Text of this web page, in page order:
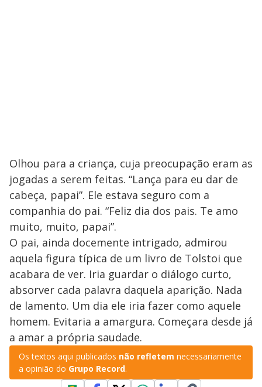
Olhou para a criança, cuja preocupação eram as
jogadas a serem feitas. “Lança para eu dar de
cabeça, papai”. Ele estava seguro com a
companhia do pai. “Feliz dia dos pais. Te amo
muito, muito, papai”.
O pai, ainda docemente intrigado, admirou
aquela figura típica de um livro de Tolstoi que
acabara de ver. Iria guardar o diálogo curto,
absorver cada palavra daquela aparição. Nada
de lamento. Um dia ele iria fazer como aquele
homem. Evitaria a amargura. Começara desde já
a amar a própria saudade.
Os textos aqui publicados não refletem necessariamente
a opinião do Grupo Record.